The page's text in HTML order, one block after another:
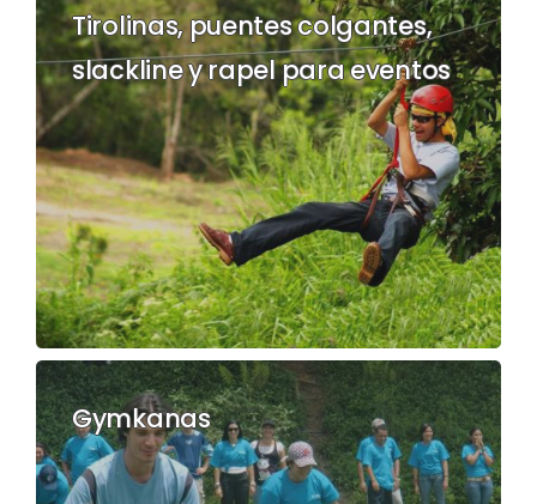
Tirolinas, puentes colgantes,
slackline y rapel para eventos
Gymkanas